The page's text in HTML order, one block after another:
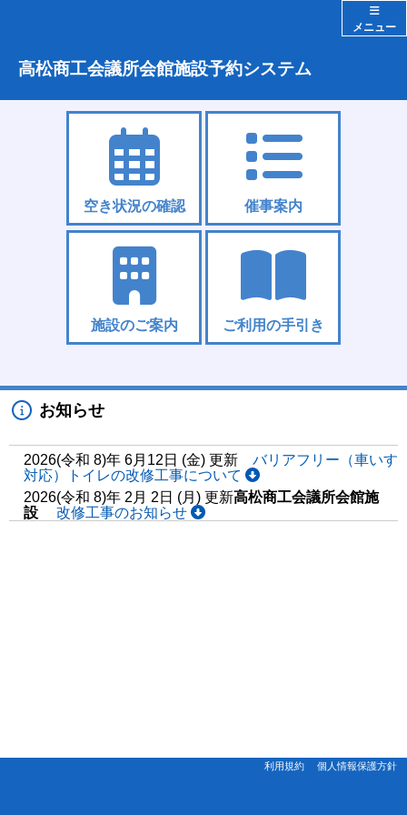
メニュー
高松商工会議所会館施設予約システム
空き状況の確認 催事案内
施設のご案内 ご利用の手引き
お知らせ
2026(令和 8)年 6月12日 (金) 更新
バリアフリー（車いす
対応）トイレの改修工事について
2026(令和 8)年 2月 2日 (月) 更新高松商工会議所会館施
設
改修工事のお知らせ
利用規約 個人情報保護方針